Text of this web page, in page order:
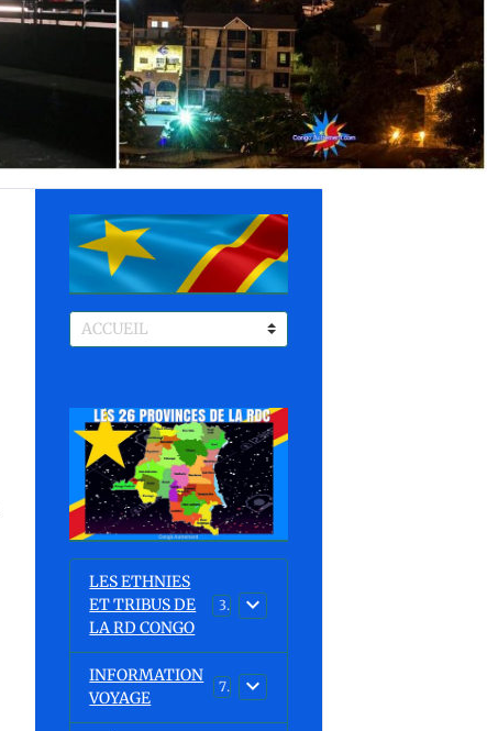
LES ETHNIES
ET TRIBUS DE
LA RD CONGO
37
INFORMATION
VOYAGE
7